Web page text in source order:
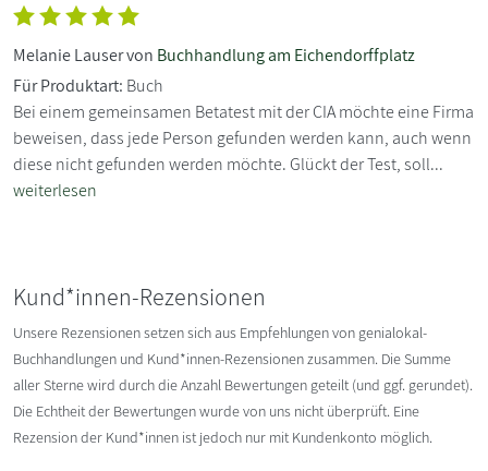
Melanie Lauser von Buchhandlung am Eichendorffplatz
Für Produktart: Buch
Bei einem gemeinsamen Betatest mit der CIA möchte eine Firma
beweisen, dass jede Person gefunden werden kann, auch wenn
diese nicht gefunden werden möchte. Glückt der Test, soll...
weiterlesen
Kund*innen-Rezensionen
Unsere Rezensionen setzen sich aus Empfehlungen von genialokal-
Buchhandlungen und Kund*innen-Rezensionen zusammen. Die Summe
aller Sterne wird durch die Anzahl Bewertungen geteilt (und ggf. gerundet).
Die Echtheit der Bewertungen wurde von uns nicht überprüft. Eine
Rezension der Kund*innen ist jedoch nur mit Kundenkonto möglich.